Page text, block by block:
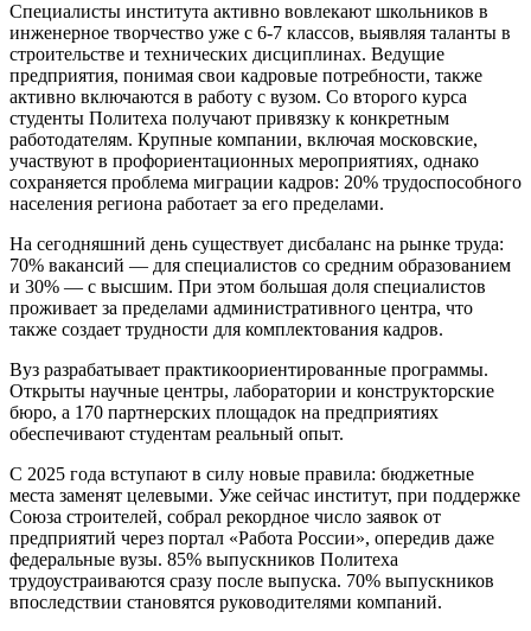
Специалисты института активно вовлекают школьников в
инженерное творчество уже с 6-7 классов, выявляя таланты в
строительстве и технических дисциплинах. Ведущие
предприятия, понимая свои кадровые потребности, также
активно включаются в работу с вузом. Со второго курса
студенты Политеха получают привязку к конкретным
работодателям. Крупные компании, включая московские,
участвуют в профориентационных мероприятиях, однако
сохраняется проблема миграции кадров: 20% трудоспособного
населения региона работает за его пределами.
На сегодняшний день существует дисбаланс на рынке труда:
70% вакансий — для специалистов со средним образованием
и 30% — с высшим. При этом большая доля специалистов
проживает за пределами административного центра, что
также создает трудности для комплектования кадров.
Вуз разрабатывает практикоориентированные программы.
Открыты научные центры, лаборатории и конструкторские
бюро, а 170 партнерских площадок на предприятиях
обеспечивают студентам реальный опыт.
С 2025 года вступают в силу новые правила: бюджетные
места заменят целевыми. Уже сейчас институт, при поддержке
Союза строителей, собрал рекордное число заявок от
предприятий через портал «Работа России», опередив даже
федеральные вузы. 85% выпускников Политеха
трудоустраиваются сразу после выпуска. 70% выпускников
впоследствии становятся руководителями компаний.